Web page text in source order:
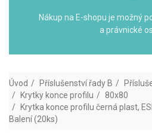
Nákup na E-shopu je možný
a právnické
Úvod Příslušenství řady B
Krytky konce profilu
80x80
Krytka konce profilu černá plast,
Balení (20ks)